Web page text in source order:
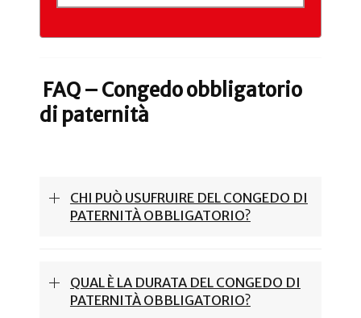
FAQ – Congedo obbligatorio
di paternità
CHI PUÒ USUFRUIRE DEL CONGEDO DI
PATERNITÀ OBBLIGATORIO?
QUAL È LA DURATA DEL CONGEDO DI
PATERNITÀ OBBLIGATORIO?